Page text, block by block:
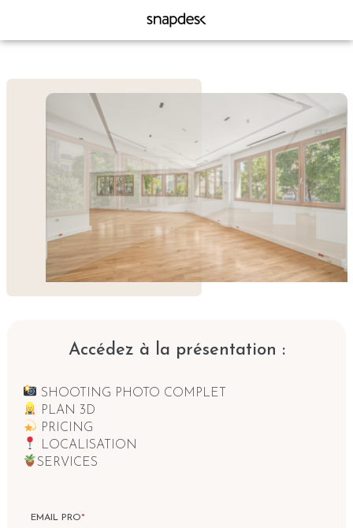
Accédez à la présentation :
SHOOTING PHOTO COMPLET
PLAN 3D
PRICING
LOCALISATION
SERVICES
EMAIL PRO*